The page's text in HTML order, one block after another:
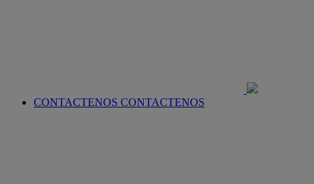
CONTACTENOS CONTACTENOS